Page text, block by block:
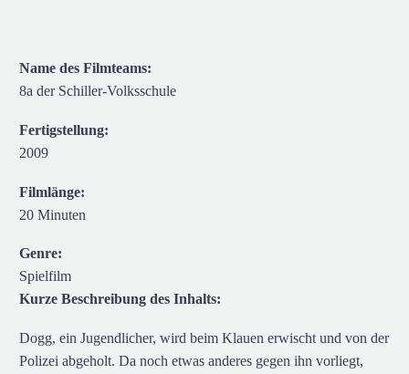
Name des Filmteams:
8a der Schiller-Volksschule
Fertigstellung:
2009
Filmlänge:
20 Minuten
Genre:
Spielfilm
Kurze Beschreibung des Inhalts:
Dogg, ein Jugendlicher, wird beim Klauen erwischt und von der
Polizei abgeholt. Da noch etwas anderes gegen ihn vorliegt,